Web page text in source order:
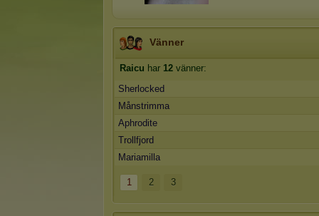
Vänner
Raicu har 12 vänner:
Sherlocked
Månstrimma
Aphrodite
Trollfjord
Mariamilla
1 2 3